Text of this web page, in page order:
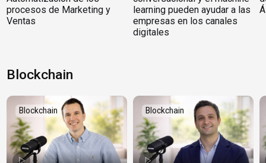
procesos de Marketing y
Ventas
learning pueden ayudar a las
empresas en los canales
digitales
Blockchain
Blockchain Blockchain